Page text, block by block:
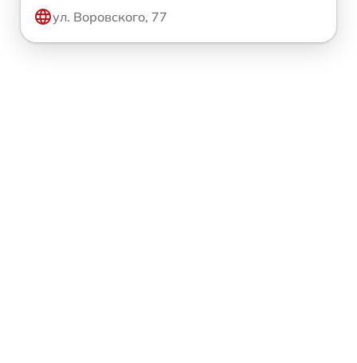
ул. Воровского, 77